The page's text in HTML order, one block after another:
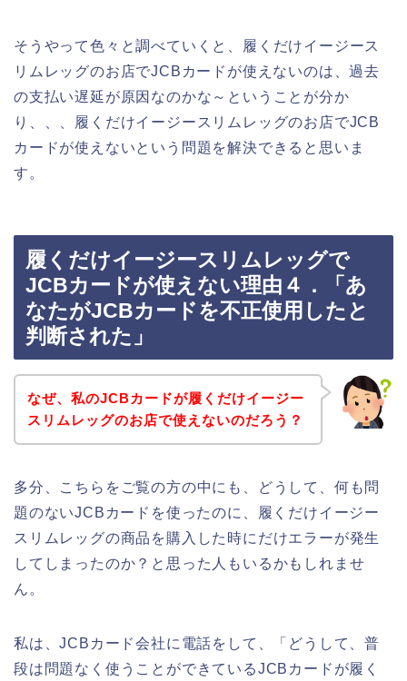
そうやって色々と調べていくと、履くだけイージース
リムレッグのお店でJCBカードが使えないのは、過去
の支払い遅延が原因なのかな～ということが分か
り、、、履くだけイージースリムレッグのお店でJCB
カードが使えないという問題を解決できると思いま
す。
履くだけイージースリムレッグで
JCBカードが使えない理由４．「あ
なたがJCBカードを不正使用したと
判断された」
なぜ、私のJCBカードが履くだけイージー
スリムレッグのお店で使えないのだろう？
多分、こちらをご覧の方の中にも、どうして、何も問
題のないJCBカードを使ったのに、履くだけイージー
スリムレッグの商品を購入した時にだけエラーが発生
してしまったのか？と思った人もいるかもしれませ
ん。
私は、JCBカード会社に電話をして、「どうして、普
段は問題なく使うことができているJCBカードが履く